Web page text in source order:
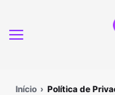
Início Política de